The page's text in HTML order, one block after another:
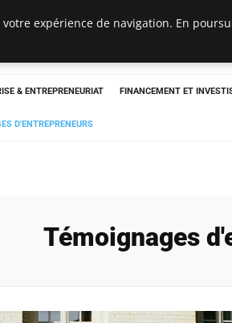
& ENTREPRENEURIAT FINANCEMENT ET
D'ENTREPRENEURS
Témoignages
expérience de navigation. En